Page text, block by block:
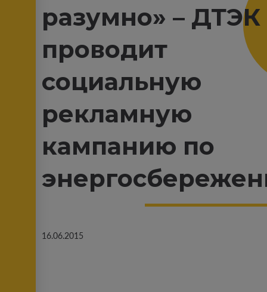
разумно» – ДТЭК
проводит
социальную
рекламную
кампанию по
16.06.2015